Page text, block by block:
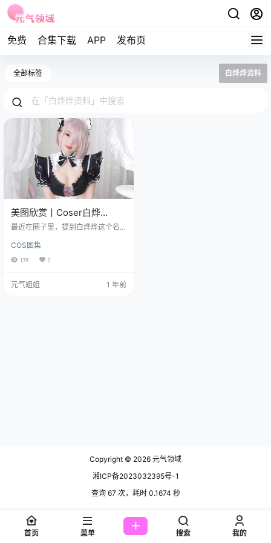
免费 合集下载 APP 发布页
全部标签 白烨烨资料
美图欣赏丨Coser白烨
烨:NO.61-玛修女仆[57P11V-
最近在圈子里，提到白烨烨这个名
会心一笑，作为我们网站的老朋
友，她这次带来的《Fate/Grand Or
二字的理解。 图集已更62期，持续
COS图集
179 0
元气姐姐 1 年前
Copyright © 2026 元气领域
湘ICP备2023032395号-1
查询 67 次，耗时 0.1674 秒
首页 菜单 搜索 我的